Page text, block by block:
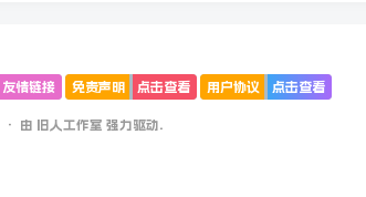
友情链接 免责声明 点击查看 用户协议 点击查看
· 由 旧人工作室 强力驱动.